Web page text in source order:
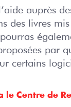
auprès
des livres
par
certains
le Centre de